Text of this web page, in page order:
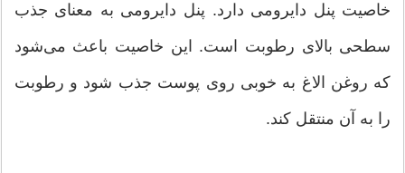
خاصیت پنل دایرومی دارد. پنل دایرومی به معنای جذب
سطحی بالای رطوبت است. این خاصیت باعث می‌شود
که روغن الاغ به خوبی روی پوست جذب شود و رطوبت
را به آن منتقل کند.